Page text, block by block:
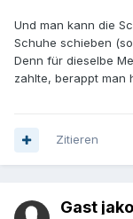
Und man kann die
Schuhe schieben
Denn für dieselbe
zahlte, berappt man
Zitieren
Gast